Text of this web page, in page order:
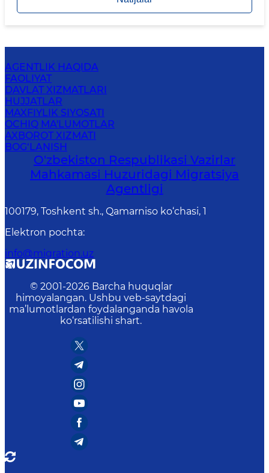
AGENTLIK HAQIDA
FAOLIYAT
DAVLAT XIZMATLARI
HUJJATLAR
MAXFIYLIK SIYOSATI
OCHIQ MA'LUMOTLAR
AXBOROT XIZMATI
BOG‘LANISH
O'zbekiston Respublikasi Vazirlar
Mahkamasi Huzuridagi Migratsiya
Agentligi
100179, Toshkent sh., Qamarniso ko‘chasi, 1
Elektron pochta:
info@migration.uz
© 2001-2026 Barcha huquqlar
himoyalangan. Ushbu veb-saytdagi
ma’lumotlardan foydalanganda havola
ko‘rsatilishi shart.